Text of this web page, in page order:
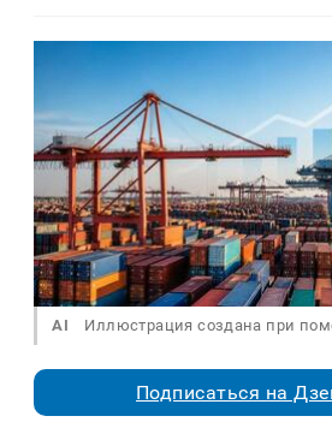
AI Иллюстрация создана при
Подписаться на